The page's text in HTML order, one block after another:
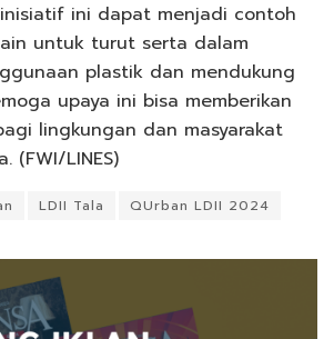
ini dapat menjadi contoh
untuk turut serta dalam
plastik dan mendukung
upaya ini bisa memberikan
lingkungan dan masyarakat
(FWI/LINES)
LDII Tala QUrban LDII 2024